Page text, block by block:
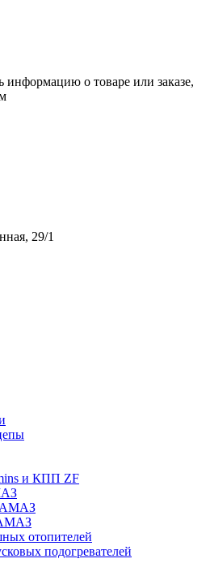
информацию о товаре или заказе,
29/1
и КПП ZF
отопителей
подогревателей